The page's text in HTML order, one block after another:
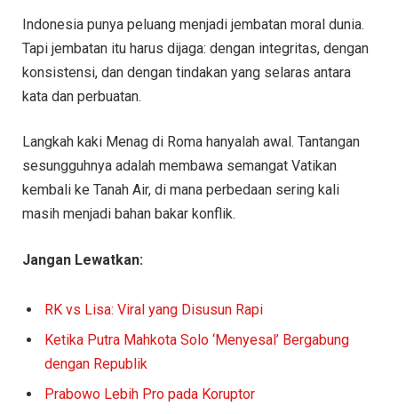
Indonesia punya peluang menjadi jembatan moral dunia.
Tapi jembatan itu harus dijaga: dengan integritas, dengan
konsistensi, dan dengan tindakan yang selaras antara
kata dan perbuatan.
Langkah kaki Menag di Roma hanyalah awal. Tantangan
sesungguhnya adalah membawa semangat Vatikan
kembali ke Tanah Air, di mana perbedaan sering kali
masih menjadi bahan bakar konflik.
Jangan Lewatkan:
RK vs Lisa: Viral yang Disusun Rapi
Ketika Putra Mahkota Solo ‘Menyesal’ Bergabung
dengan Republik
Prabowo Lebih Pro pada Koruptor